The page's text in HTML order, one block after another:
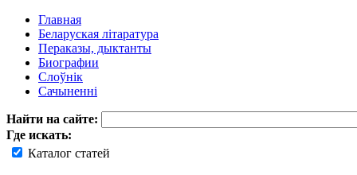
Главная
Беларуская літаратура
Пераказы, дыктанты
Биографии
Слоўнік
Сачыненні
Найти на сайте:
Где искать:
Каталог статей